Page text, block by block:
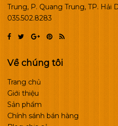
Trung, P. Quang Trung, TP.
035.502.8283
Về chúng tôi
Trang chủ
Giới thiệu
Sản phẩm
Chính sánh bán hàng